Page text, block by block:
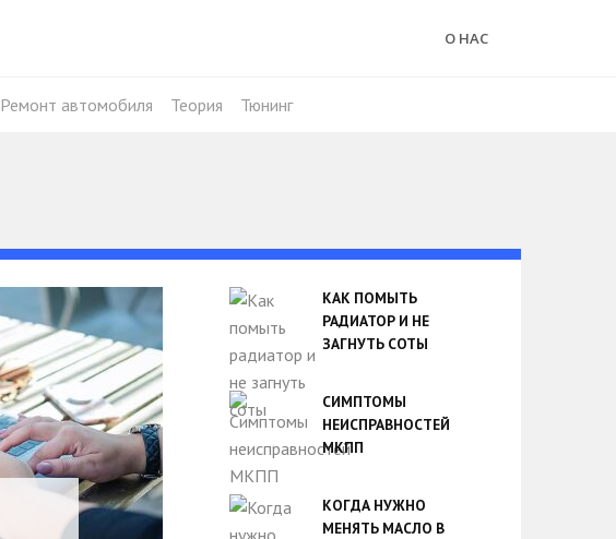
О НАС
Ремонт автомобиля Теория Тюнинг
КАК ПОМЫТЬ
РАДИАТОР И НЕ
ЗАГНУТЬ СОТЫ
СИМПТОМЫ
НЕИСПРАВНОСТЕЙ
МКПП
КОГДА НУЖНО
МЕНЯТЬ МАСЛО В